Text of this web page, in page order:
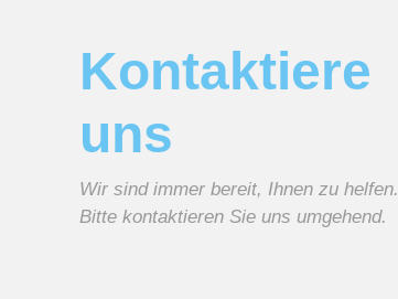
Kontaktiere
uns
Wir sind immer bereit, Ihnen zu helfen.
Bitte kontaktieren Sie uns umgehend.